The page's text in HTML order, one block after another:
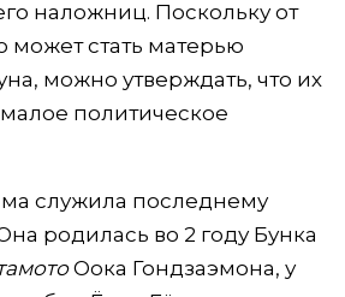
наложниц. Поскольку от
может стать матерью
можно утверждать, что их
политическое
служила последнему
родилась во 2 году Бунка
Оока Гондзаэмона, у